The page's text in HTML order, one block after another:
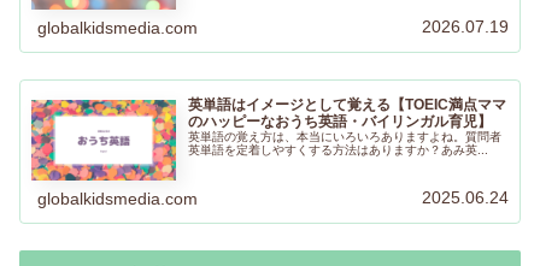
globalkidsmedia.com 2026.07.19
英単語はイメージとして覚える【TOEIC満点ママ
のハッピーなおうち英語・バイリンガル育児】
英単語の覚え方は、本当にいろいろありますよね。質問者
英単語を定着しやすくする方法はありますか？あみ英...
globalkidsmedia.com 2025.06.24